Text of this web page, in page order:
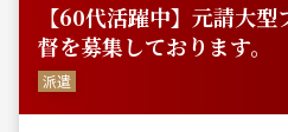
【60代活躍中】元請大
督を募集しております。
派遣